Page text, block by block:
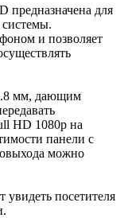
предназначена для
и позволяет
мм, дающим
HD 1080p на
панели с
можно
увидеть посетителя